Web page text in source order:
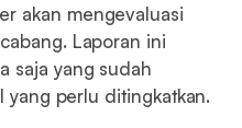
akan mengevaluasi
Laporan ini
saja yang sudah
yang perlu ditingkatkan.